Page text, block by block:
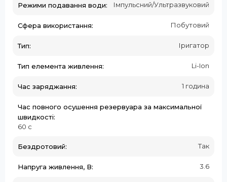
Режими подавання води: Імпульсний/Ультразвуковий
Сфера використання: Побутовий
Тип: Іригатор
Тип елемента живлення: Li-Ion
Час заряджання: 1 година
Час повного осушення резервуара за максимальної
швидкості:
60 с
Бездротовий: Так
Напруга живлення, В: 3.6